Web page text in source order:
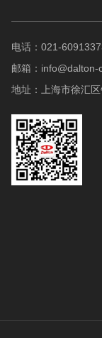
电话：021-
邮箱： info@dalton-
地址：上海市徐汇